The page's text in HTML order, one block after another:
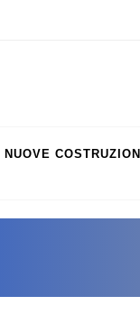
NUOVE COSTRUZIONI